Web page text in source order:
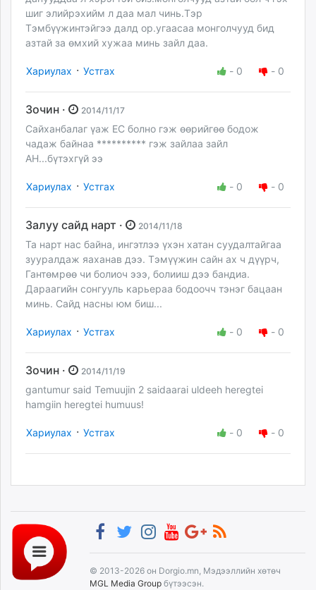
шиг элийрэхийм л даа мал чинь.Тэр
Тэмбүүжинтэйгээ далд ор.угаасаа монголчууд бид
азтай за өмхий хужаа минь зайл даа.
Хариулах · Устгах - 0 - 0
Зочин · 2014/11/17
Сайханбалаг үаж ЕС болно гэж өөрийгөө бодож
чадаж байнаа ********** гэж зайлаа зайл
АН...бүтэхгүй ээ
Хариулах · Устгах - 0 - 0
Залуу сайд нарт · 2014/11/18
Та нарт нас байна, ингэтлээ үхэн хатан суудалтайгаа
зууралдаж яаханав дээ. Тэмүүжин сайн ах ч дүүрч,
Гантөмрөө чи болиоч эээ, болииш дээ бандиа.
Дараагийн сонгууль карьераа бодоочч тэнэг бацаан
минь. Сайд насны юм биш...
Хариулах · Устгах - 0 - 0
Зочин · 2014/11/19
gantumur said Temuujin 2 saidaarai uldeeh heregtei
hamgiin heregtei humuus!
Хариулах · Устгах - 0 - 0
© 2013-2026 он Dorgio.mn, Мэдээллийн хөтөч
MGL Media Group бүтээсэн.